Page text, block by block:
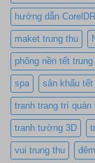
hướng dẫn
maket trung thu
phông nền tết
spa sân khấu tết
tranh trang trí quán
tranh tường 3D
vui trung thu